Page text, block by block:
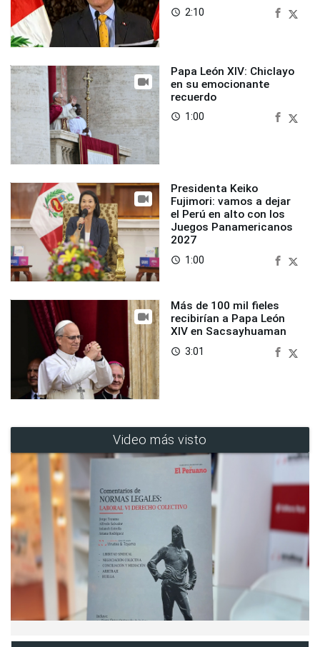
access_time 2:10
Papa León XIV: Chiclayo
en su emocionante
recuerdo
access_time 1:00
Presidenta Keiko
Fujimori: vamos a dejar
el Perú en alto con los
Juegos Panamericanos
2027
access_time 1:00
Más de 100 mil fieles
recibirían a Papa León
XIV en Sacsayhuaman
access_time 3:01
Video más visto